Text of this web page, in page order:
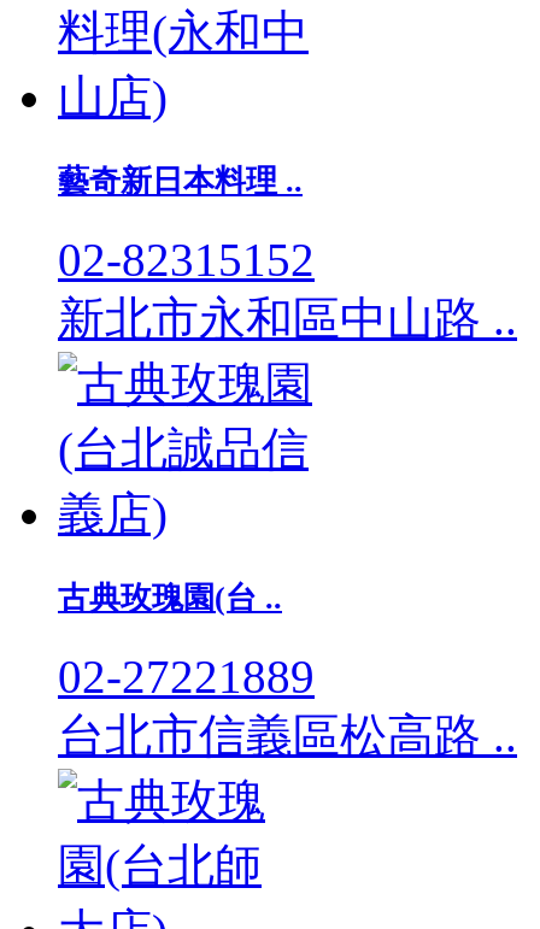
藝奇新日本料理 ..
02-82315152
新北市永和區中山路 ..
古典玫瑰園(台 ..
02-27221889
台北市信義區松高路 ..